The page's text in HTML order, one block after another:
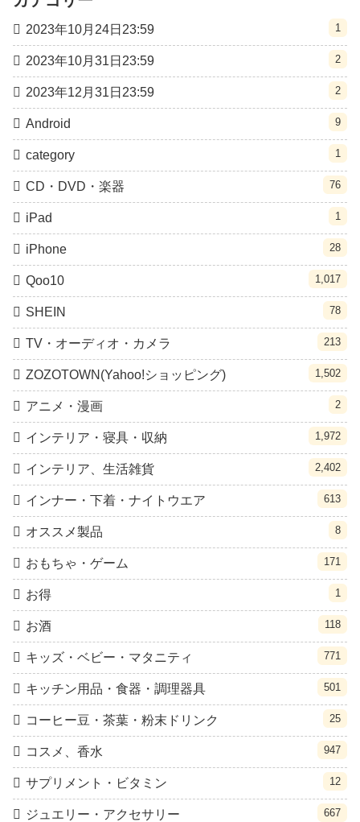
2023年10月24日23:59 1
2023年10月31日23:59 2
2023年12月31日23:59 2
Android 9
category 1
CD・DVD・楽器 76
iPad 1
iPhone 28
Qoo10 1,017
SHEIN 78
TV・オーディオ・カメラ 213
ZOZOTOWN(Yahoo!ショッピング) 1,502
アニメ・漫画 2
インテリア・寝具・収納 1,972
インテリア、生活雑貨 2,402
インナー・下着・ナイトウエア 613
オススメ製品 8
おもちゃ・ゲーム 171
お得 1
お酒 118
キッズ・ベビー・マタニティ 771
キッチン用品・食器・調理器具 501
コーヒー豆・茶葉・粉末ドリンク 25
コスメ、香水 947
サプリメント・ビタミン 12
ジュエリー・アクセサリー 667